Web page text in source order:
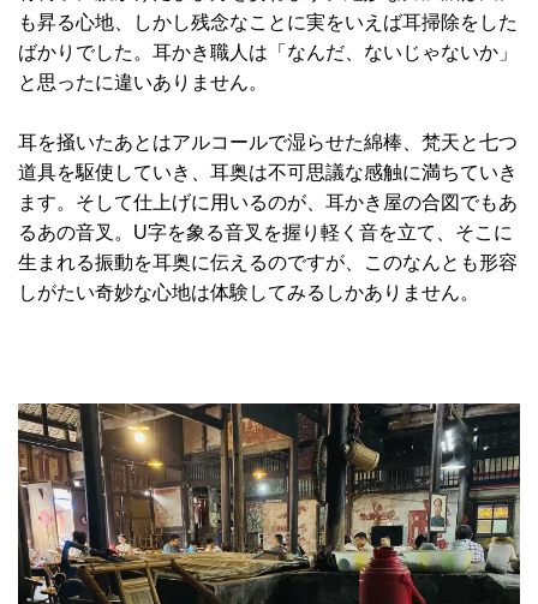
も昇る心地、しかし残念なことに実をいえば耳掃除をした
ばかりでした。耳かき職人は「なんだ、ないじゃないか」
と思ったに違いありません。
耳を掻いたあとはアルコールで湿らせた綿棒、梵天と七つ
道具を駆使していき、耳奥は不可思議な感触に満ちていき
ます。そして仕上げに用いるのが、耳かき屋の合図でもあ
るあの音叉。U字を象る音叉を握り軽く音を立て、そこに
生まれる振動を耳奥に伝えるのですが、このなんとも形容
しがたい奇妙な心地は体験してみるしかありません。